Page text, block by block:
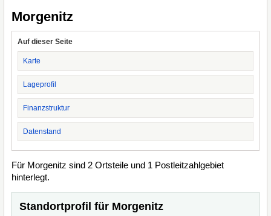
Morgenitz
Auf dieser Seite
Karte
Lageprofil
Finanzstruktur
Datenstand
Für Morgenitz sind 2 Ortsteile und 1 Postleitzahlgebiet
hinterlegt.
Standortprofil für Morgenitz